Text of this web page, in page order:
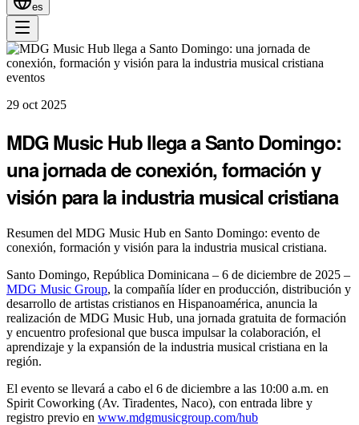
es
eventos
29 oct 2025
MDG Music Hub llega a Santo Domingo:
una jornada de conexión, formación y
visión para la industria musical cristiana
Resumen del MDG Music Hub en Santo Domingo: evento de
conexión, formación y visión para la industria musical cristiana.
Santo Domingo, República Dominicana – 6 de diciembre de 2025 –
MDG Music Group, la compañía líder en producción, distribución y
desarrollo de artistas cristianos en Hispanoamérica, anuncia la
realización de MDG Music Hub, una jornada gratuita de formación
y encuentro profesional que busca impulsar la colaboración, el
aprendizaje y la expansión de la industria musical cristiana en la
región.
El evento se llevará a cabo el 6 de diciembre a las 10:00 a.m. en
Spirit Coworking (Av. Tiradentes, Naco), con entrada libre y
registro previo en www.mdgmusicgroup.com/hub